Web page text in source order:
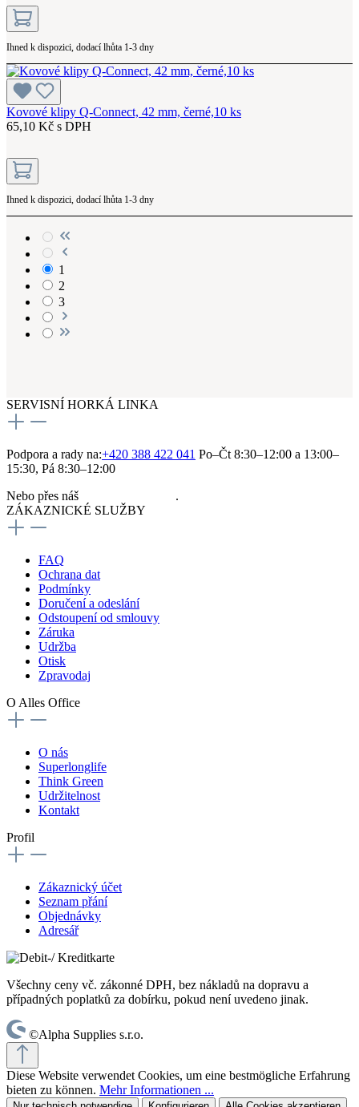
Ihned k dispozici, dodací lhůta 1-3 dny
Kovové klipy Q-Connect, 42 mm, černé,10 ks
65,10 Kč s DPH
Ihned k dispozici, dodací lhůta 1-3 dny
1
2
3
SERVISNÍ HORKÁ LINKA
Podpora a rady na:+420 388 422 041 Po–Čt 8:30–12:00 a 13:00–
15:30, Pá 8:30–12:00
Nebo přes náš
.
ZÁKAZNICKÉ SLUŽBY
FAQ
Ochrana dat
Podmínky
Doručení a odeslání
Odstoupení od smlouvy
Záruka
Udržba
Otisk
Zpravodaj
O Alles Office
O nás
Superlonglife
Think Green
Udržitelnost
Kontakt
Profil
Zákaznický účet
Seznam přání
Objednávky
Adresář
Všechny ceny vč. zákonné DPH, bez nákladů na dopravu a
případných poplatků za dobírku, pokud není uvedeno jinak.
©Alpha Supplies s.r.o.
Diese Website verwendet Cookies, um eine bestmögliche Erfahrung
bieten zu können. Mehr Informationen ...